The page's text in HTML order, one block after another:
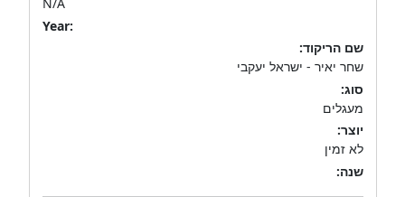
Year:
שם הריקוד:
שחר יאיר - ישראל יעקבי
סוג:
מעגלים
יוצר:
לא זמין
שנה: